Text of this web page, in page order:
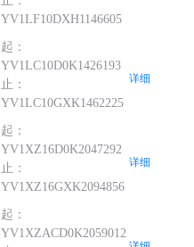
YV1LF10DXH1146605
起：
YV1LC10D0K1426193
止：
YV1LC10GXK1462225
详细
起：
YV1XZ16D0K2047292
止：
YV1XZ16GXK2094856
详细
起：
YV1XZACD0K2059012